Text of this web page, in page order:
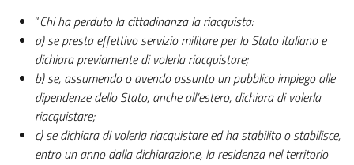
“Chi ha perduto la cittadinanza la riacquista:
a) se presta effettivo servizio militare per lo Stato italiano e
dichiara previamente di volerla riacquistare;
b) se, assumendo o avendo assunto un pubblico impiego alle
dipendenze dello Stato, anche all’estero, dichiara di volerla
riacquistare;
c) se dichiara di volerla riacquistare ed ha stabilito o stabilisce,
entro un anno dalla dichiarazione, la residenza nel territorio